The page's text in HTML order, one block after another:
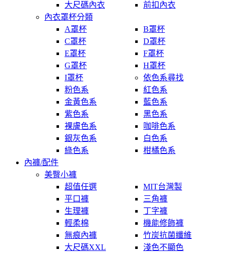
大尺碼內衣
前扣內衣
內衣罩杯分類
A罩杯
B罩杯
C罩杯
D罩杯
E罩杯
F罩杯
G罩杯
H罩杯
I罩杯
依色系尋找
粉色系
紅色系
金黃色系
藍色系
紫色系
黑色系
裸膚色系
咖啡色系
銀灰色系
白色系
綠色系
柑橘色系
內褲/配件
美臀小褲
超值任選
MIT台灣製
平口褲
三角褲
生理褲
丁字褲
輕柔棉
機能修飾褲
無痕內褲
竹炭抗菌纖維
大尺碼XXL
淺色不顯色